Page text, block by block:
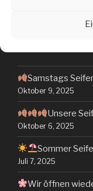
Samstags
Oktober 9, 2025
Unsere
Oktober 6, 2025
Sommer
Juli 7, 2025
Wir öffnen